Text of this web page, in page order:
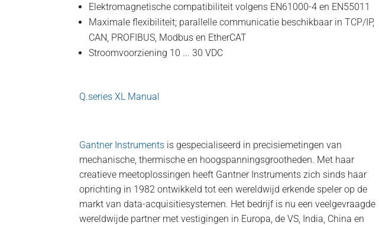
Elektromagnetische compatibiliteit volgens EN61000-4 en EN55011
Maximale flexibiliteit; parallelle communicatie beschikbaar in TCP/IP,
CAN, PROFIBUS, Modbus en EtherCAT
Stroomvoorziening 10 ... 30 VDC
Q.series XL Manual
Gantner Instruments is gespecialiseerd in precisiemetingen van
mechanische, thermische en hoogspanningsgrootheden. Met haar
creatieve meetoplossingen heeft Gantner Instruments zich sinds haar
oprichting in 1982 ontwikkeld tot een wereldwijd erkende speler op de
markt van data-acquisitiesystemen. Het bedrijf is nu een veelgevraagde
wereldwijde partner met vestigingen in Europa, de VS, India, China en